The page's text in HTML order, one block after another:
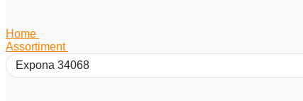
Home
Assortiment
Expona 34068